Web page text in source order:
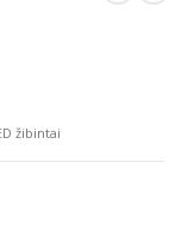
žibintai